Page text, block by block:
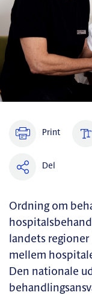
Print
Del
Ordning om
landets
mellem
Den nationale